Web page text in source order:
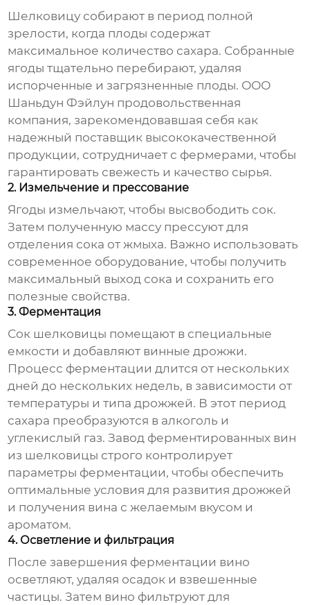
Шелковицу собирают в период полной
зрелости, когда плоды содержат
максимальное количество сахара. Собранные
ягоды тщательно перебирают, удаляя
испорченные и загрязненные плоды. ООО
Шаньдун Фэйлун продовольственная
компания, зарекомендовавшая себя как
надежный поставщик высококачественной
продукции, сотрудничает с фермерами, чтобы
гарантировать свежесть и качество сырья.
2. Измельчение и прессование
Ягоды измельчают, чтобы высвободить сок.
Затем полученную массу прессуют для
отделения сока от жмыха. Важно использовать
современное оборудование, чтобы получить
максимальный выход сока и сохранить его
полезные свойства.
3. Ферментация
Сок шелковицы помещают в специальные
емкости и добавляют винные дрожжи.
Процесс ферментации длится от нескольких
дней до нескольких недель, в зависимости от
температуры и типа дрожжей. В этот период
сахара преобразуются в алкоголь и
углекислый газ.Завод ферментированных вин
из шелковицы строго контролирует
параметры ферментации, чтобы обеспечить
оптимальные условия для развития дрожжей
и получения вина с желаемым вкусом и
ароматом.
4. Осветление и фильтрация
После завершения ферментации вино
осветляют, удаляя осадок и взвешенные
частицы. Затем вино фильтруют для